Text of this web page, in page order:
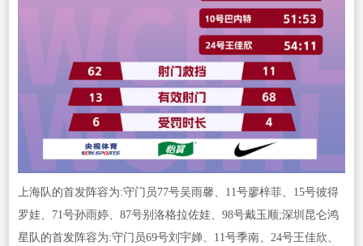
上海队的首发阵容为:守门员77号吴雨馨、11号廖梓菲、15号彼得
罗娃、71号孙雨婷、87号别洛格拉佐娃、98号戴玉顺;深圳昆仑鸿
星队的首发阵容为:守门员69号刘宇婵、11号季南、24号王佳欣、